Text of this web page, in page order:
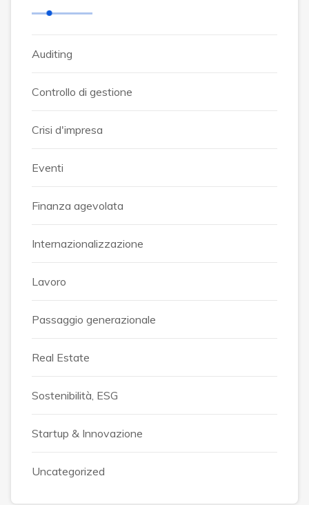
Auditing
Controllo di gestione
Crisi d'impresa
Eventi
Finanza agevolata
Internazionalizzazione
Lavoro
Passaggio generazionale
Real Estate
Sostenibilità, ESG
Startup & Innovazione
Uncategorized